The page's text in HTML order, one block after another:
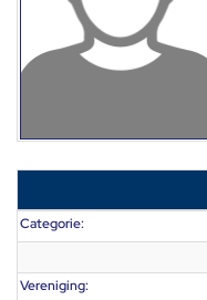
Categorie:
Vereniging: